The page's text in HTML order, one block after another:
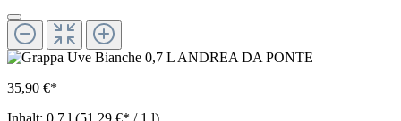
35,90 €*
Inhalt: 0.7 l (51,29 €* / 1 l)